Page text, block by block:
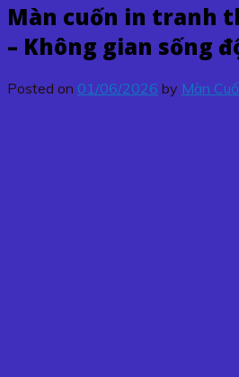
Màn cuốn in tranh
– Không gian sống
Posted on 01/06/2026 by Màn